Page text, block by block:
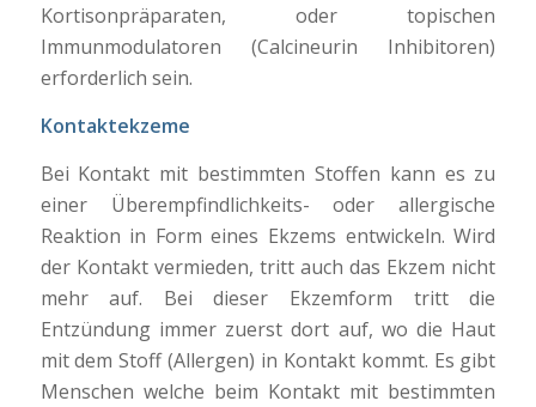
Kortisonpräparaten, oder topischen
Immunmodulatoren (Calcineurin Inhibitoren)
erforderlich sein.
Kontaktekzeme
Bei Kontakt mit bestimmten Stoffen kann es zu
einer Überempfindlichkeits- oder allergische
Reaktion in Form eines Ekzems entwickeln. Wird
der Kontakt vermieden, tritt auch das Ekzem nicht
mehr auf. Bei dieser Ekzemform tritt die
Entzündung immer zuerst dort auf, wo die Haut
mit dem Stoff (Allergen) in Kontakt kommt. Es gibt
Menschen welche beim Kontakt mit bestimmten